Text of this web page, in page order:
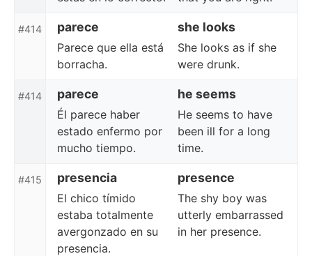
#414 parece she looks
Parece que ella está
borracha.
She looks as if she
were drunk.
#414 parece he seems
Él parece haber
estado enfermo por
mucho tiempo.
He seems to have
been ill for a long
time.
#415 presencia presence
El chico tímido
estaba totalmente
avergonzado en su
presencia.
The shy boy was
utterly embarrassed
in her presence.